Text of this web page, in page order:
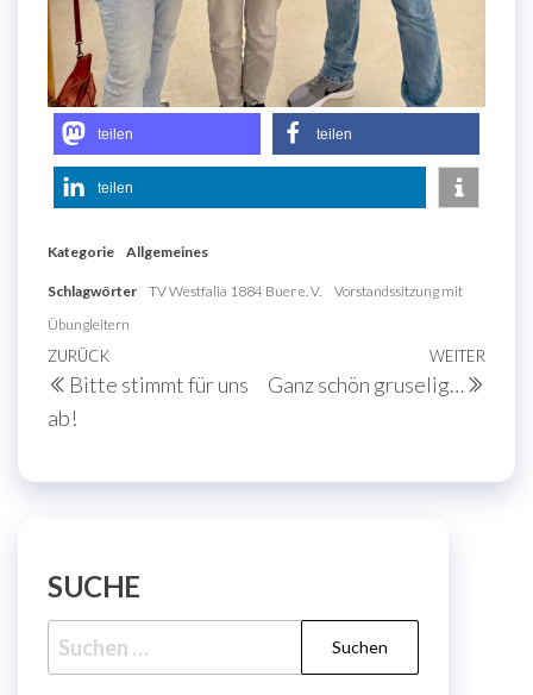
teilen teilen
teilen
Kategorie Allgemeines
Schlagwörter TV Westfalia 1884 Buer e. V.
Vorstandssitzung mit
Übungleitern
Beitragsnavigation
Vorheriger
Beitrag
ZURÜCK
Bitte stimmt für uns
ab!
WEITER
Ganz schön gruselig…
SUCHE
Suche
nach: